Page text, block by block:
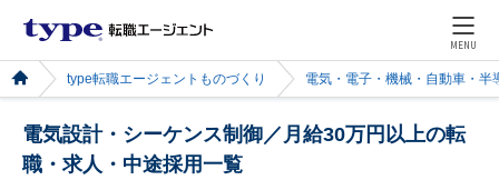
MENU
type転職エージェントものづくり 電気・電子・機械・自動車・半
電気設計・シーケンス制御／月給30万円以上の転
職・求人・中途採用一覧